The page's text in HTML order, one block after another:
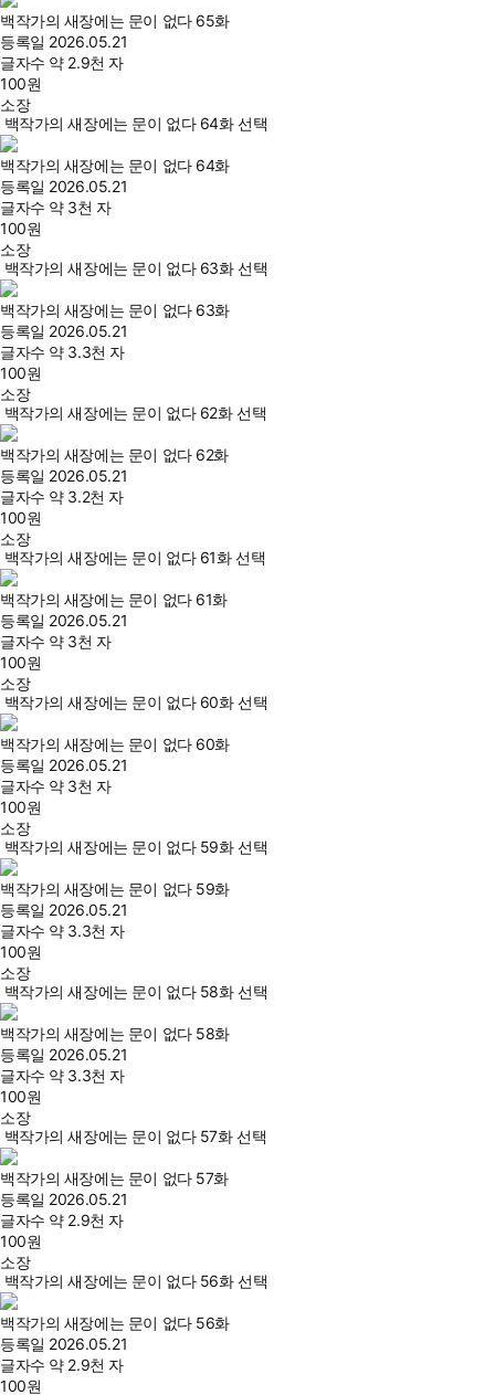
백작가의 새장에는 문이 없다 65화
등록일 2026.05.21
글자수 약 2.9천 자
100원
소장
백작가의 새장에는 문이 없다 64화 선택
백작가의 새장에는 문이 없다 64화
등록일 2026.05.21
글자수 약 3천 자
100원
소장
백작가의 새장에는 문이 없다 63화 선택
백작가의 새장에는 문이 없다 63화
등록일 2026.05.21
글자수 약 3.3천 자
100원
소장
백작가의 새장에는 문이 없다 62화 선택
백작가의 새장에는 문이 없다 62화
등록일 2026.05.21
글자수 약 3.2천 자
100원
소장
백작가의 새장에는 문이 없다 61화 선택
백작가의 새장에는 문이 없다 61화
등록일 2026.05.21
글자수 약 3천 자
100원
소장
백작가의 새장에는 문이 없다 60화 선택
백작가의 새장에는 문이 없다 60화
등록일 2026.05.21
글자수 약 3천 자
100원
소장
백작가의 새장에는 문이 없다 59화 선택
백작가의 새장에는 문이 없다 59화
등록일 2026.05.21
글자수 약 3.3천 자
100원
소장
백작가의 새장에는 문이 없다 58화 선택
백작가의 새장에는 문이 없다 58화
등록일 2026.05.21
글자수 약 3.3천 자
100원
소장
백작가의 새장에는 문이 없다 57화 선택
백작가의 새장에는 문이 없다 57화
등록일 2026.05.21
글자수 약 2.9천 자
100원
소장
백작가의 새장에는 문이 없다 56화 선택
백작가의 새장에는 문이 없다 56화
등록일 2026.05.21
글자수 약 2.9천 자
100원